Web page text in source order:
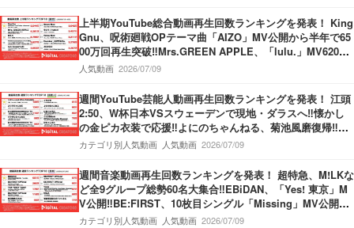
上半期YouTube総合動画再生回数ランキングを発表！ King
Gnu、呪術廻戦OPテーマ曲「AIZO」MV公開から半年で65
00万回再生突破‼Mrs.GREEN APPLE、「lulu.」MV6200
万回再生突破‼M!LK、「爆裂愛してる」第3位獲得‼
人気動画 2026/07/09
週間YouTube芸能人動画再生回数ランキングを発表！ 江頭
2:50、W杯日本VSスウェーデンで現地・ダラスへ‼懐かし
の金ピカ衣装で応援‼よにのちゃんねる、菊池風磨復帰‼神
楽坂のてんぷらの名店へ！捨て猫オーディション最終回公
カテゴリ別人気動画 人気動画 2026/07/09
週間音楽動画再生回数ランキングを発表！ 超特急、M!LKな
ど全9グループ総勢60名大集合‼EBiDAN、「Yes! 東京」M
V公開‼BE:FIRST、10枚目シングル「Missing」MV公開‼M
ove ver.＆Story ver.の2本立てMV‼THE FIRST TAKE、Kvi
カテゴリ別人気動画 人気動画 2026/07/09